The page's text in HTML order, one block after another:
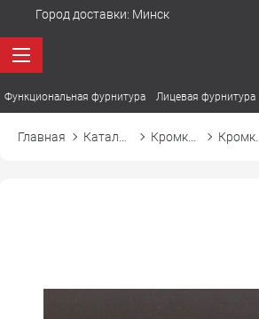
Город доставки: Минск
Функциональная фурнитура Лицевая фурнитура
Главная